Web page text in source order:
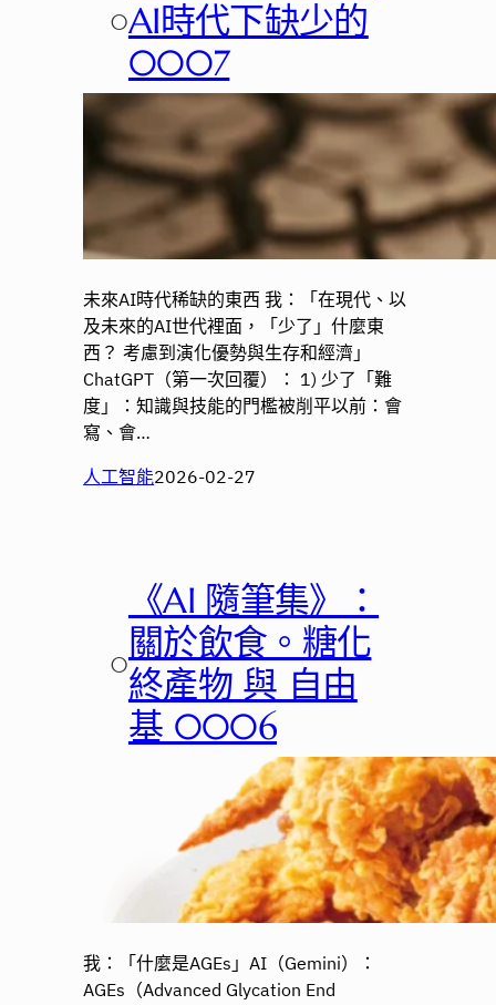
○AI時代下缺少的
0007
未來AI時代稀缺的東西 我：「在現代、以
及未來的AI世代裡面，「少了」什麼東
西？ 考慮到演化優勢與生存和經濟」
ChatGPT（第一次回覆）： 1) 少了「難
度」：知識與技能的門檻被削平以前：會
寫、會…
人工智能2026-02-27
○
《AI 隨筆集》：
關於飲食。糖化
終產物 與 自由
基 0006
我：「什麼是AGEs」AI（Gemini）：
AGEs（Advanced Glycation End